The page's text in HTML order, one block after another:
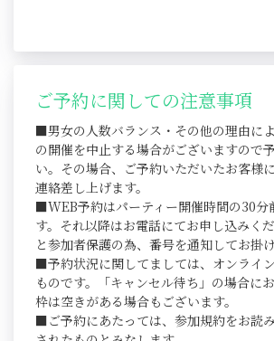
ご予約に関しての注意事項
■男女の人数バランス・その他の理由に
の開催を中止する場合がございますので
い。その場合、ご予約いただいたお客様
連絡差し上げます。
■WEB予約はパーティー開催時間の30分
す。それ以降はお電話にてお申し込みく
と参加者保護の為、番号を通知してお掛
■予約状況に関してましては、オンライ
ものです。「キャンセル待ち」の場合に
枠は空きがある場合もございます。
■ご予約にあたっては、参加規約をお読